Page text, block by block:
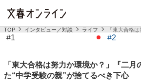
TOP インタビュー／対談 ライフ 「東大合格
#1 #2
「東大合格は努力か環境か？」『二月
た“中学受験の親”が捨てるべき下心